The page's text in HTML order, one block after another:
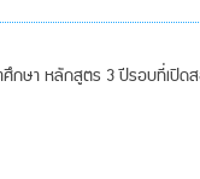
ศึกษา หลักสูตร 3 ปีรอบที่เปิ